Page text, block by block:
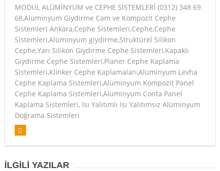
MODÜL ALÜMİNYUM ve CEPHE SİSTEMLERİ (0312) 348 69
68,Alüminyum Giydirme Cam ve Kompozit Cephe
Sistemleri Ankara,Cephe Sistemleri,Cephe,Cephe
Sistemleri,Alüminyum giydirme,Struktürel Silikon
Cephe,Yarı Silikon Giydirme Cephe Sistemleri,Kapaklı
Giydirme Cephe Sistemleri,Planer Cephe Kaplama
Sistemleri,Klinker Cephe Kaplamaları,Alüminyum Levha
Cephe Kaplama Sistemleri,Alüminyum Kompozit Panel
Cephe Kaplama Sistemleri,Alüminyum Conta Panel
Kaplama Sistemleri, Isı Yalıtımlı Isı Yalıtımsız Alüminyum
Doğrama Sistemleri
İLGILI YAZILAR